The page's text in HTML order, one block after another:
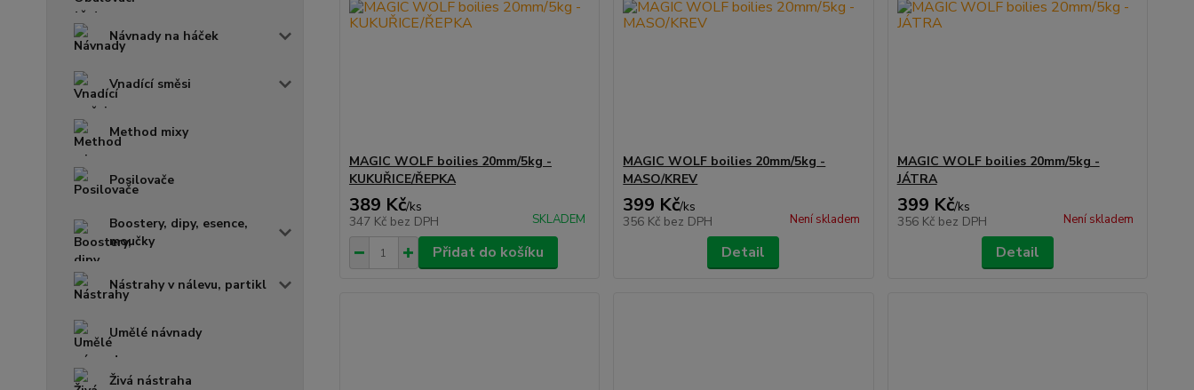
Návnady na háček
Vnadící směsi
Method mixy
Posilovače
Boostery, dipy, esence,
moučky
Nástrahy v nálevu, partikl
Umělé návnady
Živá nástraha
MAGIC WOLF boilies 20mm/5kg -
KUKUŘICE/ŘEPKA
389 Kč/ks
347 Kč bez DPH SKLADEM
Přidat do košíku
MAGIC WOLF boilies 20mm/5kg -
MASO/KREV
399 Kč/ks
356 Kč bez DPH Není skladem
Detail
MAGIC WOLF boilies 20mm/5kg -
JÁTRA
399 Kč/ks
356 Kč bez DPH Není skladem
Detail